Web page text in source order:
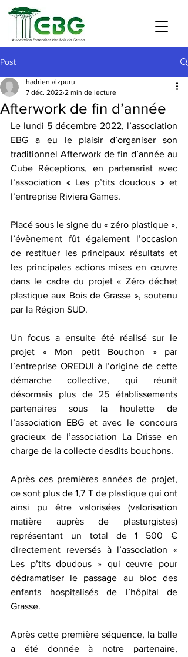
Post
Afterwork de fin d’année
hadrien.aizpuru
7 déc. 2022 2 min de lecture
Le lundi 5 décembre 2022, l’association
EBG a eu le plaisir d’organiser son
traditionnel Afterwork de fin d’année au
Cube Réceptions, en partenariat avec
l’association « Les p’tits doudous » et
l’entreprise Riviera Games.
Placé sous le signe du « zéro plastique »,
l’évènement fût également l’occasion
de restituer les principaux résultats et
les principales actions mises en œuvre
dans le cadre du projet « Zéro déchet
plastique aux Bois de Grasse », soutenu
par la Région SUD.
Un focus a ensuite été réalisé sur le
projet « Mon petit Bouchon » par
l’entreprise OREDUI à l’origine de cette
démarche collective, qui réunit
désormais plus de 25 établissements
partenaires sous la houlette de
l’association EBG et avec le concours
gracieux de l’association La Drisse en
charge de la collecte desdits bouchons.
Après ces premières années de projet,
ce sont plus de 1,7 T de plastique qui ont
ainsi pu être valorisées (valorisation
matière auprès de plasturgistes)
représentant un total de 1 500 €
directement reversés à l’association «
Les p’tits doudous » qui œuvre pour
dédramatiser le passage au bloc des
enfants hospitalisés de l’hôpital de
Grasse.
Après cette première séquence, la balle
a été donnée à notre partenaire,